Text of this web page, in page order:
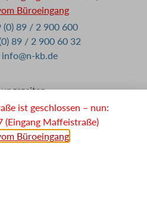
Büroeingang
(0) 89 / 2 900 600
89 / 2 900 60 32
info@n-kb.de
– 17:00
– 17:00
ist geschlossen – nun:
(Eingang Maffeistraße)
Büroeingang